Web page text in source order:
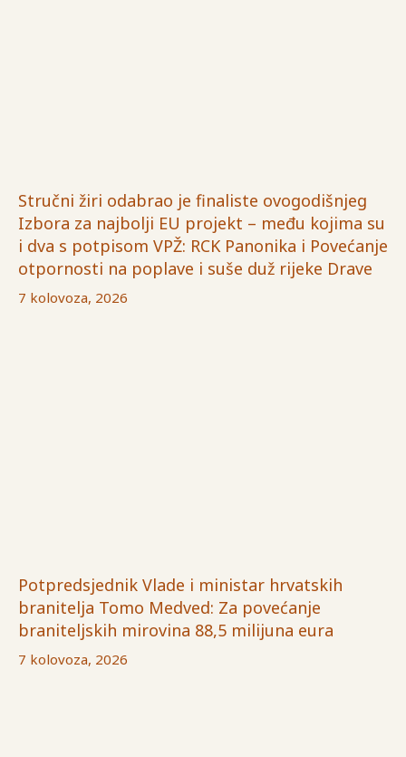
Stručni žiri odabrao je finaliste ovogodišnjeg
Izbora za najbolji EU projekt – među kojima su
i dva s potpisom VPŽ: RCK Panonika i Povećanje
otpornosti na poplave i suše duž rijeke Drave
7 kolovoza, 2026
Potpredsjednik Vlade i ministar hrvatskih
branitelja Tomo Medved: Za povećanje
braniteljskih mirovina 88,5 milijuna eura
7 kolovoza, 2026